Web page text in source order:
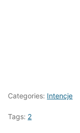
Categories: Intencje
Tags: 2